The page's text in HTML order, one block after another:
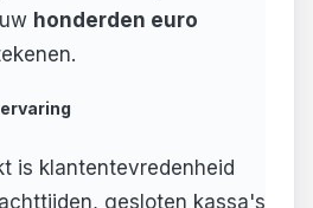
honderden euro
is klantentevredenheid
gesloten kassa's